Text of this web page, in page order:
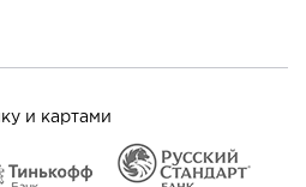
и картами